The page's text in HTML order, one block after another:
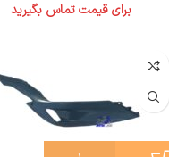
برای قیمت تماس بگیرید